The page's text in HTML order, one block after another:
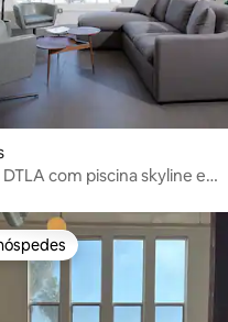
com piscina skyline e
preferidos dos hóspedes